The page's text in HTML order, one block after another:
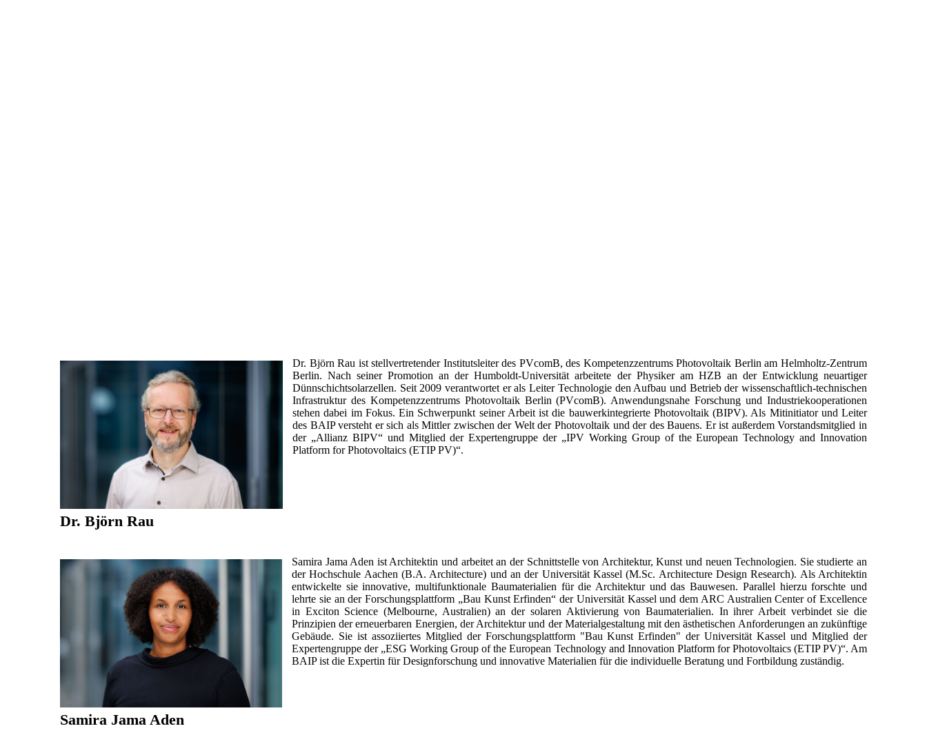
Dr. Björn Rau
Dr. Björn Rau ist stellvertretender Institutsleiter des PVcomB, des Kompetenzzentrums Photovoltaik Berlin am Helmholtz-Zentrum
Berlin. Nach seiner Promotion an der Humboldt-Universität arbeitete der Physiker am HZB an der Entwicklung neuartiger
Dünnschichtsolarzellen. Seit 2009 verantwortet er als Leiter Technologie den Aufbau und Betrieb der wissenschaftlich-technischen
Infrastruktur des Kompetenzzentrums Photovoltaik Berlin (PVcomB). Anwendungsnahe Forschung und Industriekooperationen
stehen dabei im Fokus. Ein Schwerpunkt seiner Arbeit ist die bauwerkintegrierte Photovoltaik (BIPV). Als Mitinitiator und Leiter
des BAIP versteht er sich als Mittler zwischen der Welt der Photovoltaik und der des Bauens. Er ist außerdem Vorstandsmitglied in
der „Allianz BIPV“ und Mitglied der Expertengruppe der „IPV Working Group of the European Technology and Innovation
Platform for Photovoltaics (ETIP PV)“.
Samira Jama Aden
Samira Jama Aden ist Architektin und arbeitet an der Schnittstelle von Architektur, Kunst und neuen Technologien. Sie studierte an
der Hochschule Aachen (B.A. Architecture) und an der Universität Kassel (M.Sc. Architecture Design Research). Als Architektin
entwickelte sie innovative, multifunktionale Baumaterialien für die Architektur und das Bauwesen. Parallel hierzu forschte und
lehrte sie an der Forschungsplattform „Bau Kunst Erfinden“ der Universität Kassel und dem ARC Australien Center of Excellence
in Exciton Science (Melbourne, Australien) an der solaren Aktivierung von Baumaterialien. In ihrer Arbeit verbindet sie die
Prinzipien der erneuerbaren Energien, der Architektur und der Materialgestaltung mit den ästhetischen Anforderungen an zukünftige
Gebäude. Sie ist assoziiertes Mitglied der Forschungsplattform "Bau Kunst Erfinden" der Universität Kassel und Mitglied der
Expertengruppe der „ESG Working Group of the European Technology and Innovation Platform for Photovoltaics (ETIP PV)“. Am
BAIP ist die Expertin für Designforschung und innovative Materialien für die individuelle Beratung und Fortbildung zuständig.